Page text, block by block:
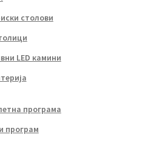
столови
LED камини
програма
програм